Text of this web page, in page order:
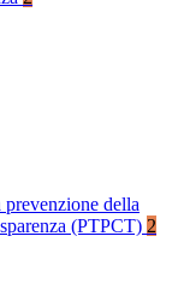
della
(PTPCT) 2